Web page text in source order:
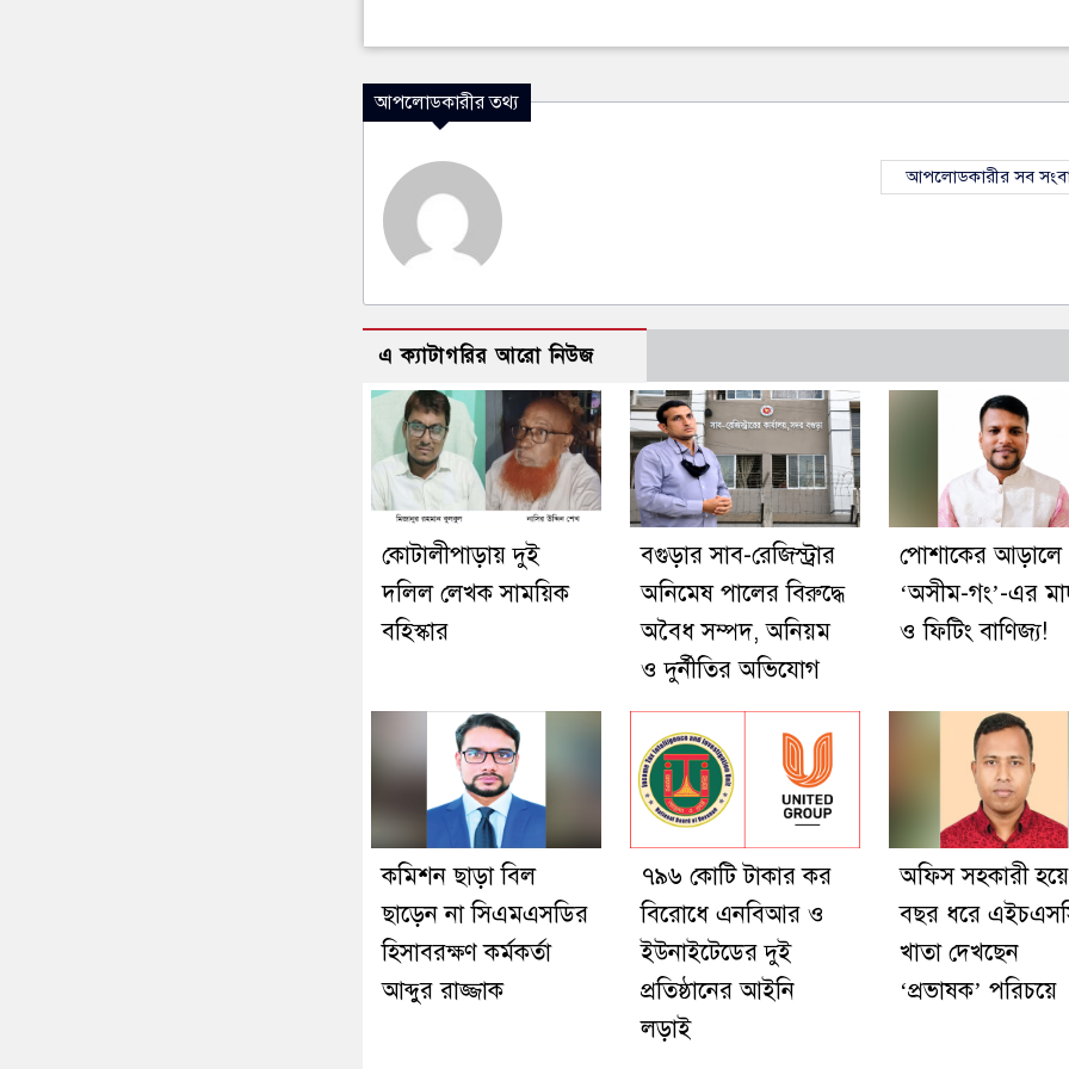
আপলোডকারীর তথ্য
আপলোডকারীর সব
এ ক্যাটাগরির আরো নিউজ
কোটালীপাড়ায় দুই
দলিল লেখক সাময়িক
বহিস্কার
বগুড়ার সাব-রেজিস্ট্রার
অনিমেষ পালের বিরুদ্ধে
অবৈধ সম্পদ, অনিয়ম
ও দুর্নীতির অভিযোগ
পোশাকের আড়ালে
‘অসীম-গং’-এর
ও ফিটিং বাণিজ্য!
কমিশন ছাড়া বিল
ছাড়েন না সিএমএসডির
হিসাবরক্ষণ কর্মকর্তা
আব্দুর রাজ্জাক
৭৯৬ কোটি টাকার কর
বিরোধে এনবিআর ও
ইউনাইটেডের দুই
প্রতিষ্ঠানের আইনি
লড়াই
অফিস সহকারী
বছর ধরে
খাতা দেখছেন
‘প্রভাষক’ পরিচয়ে